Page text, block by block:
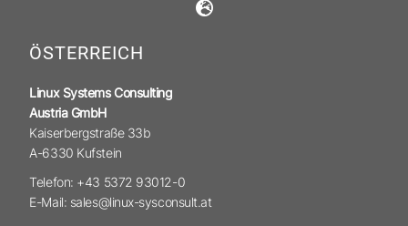
ÖSTERREICH
Linux Systems Consulting
Austria GmbH
Kaiserbergstraße 33b
A-6330 Kufstein
Telefon: +43 5372 93012-0
E-Mail: sales@linux-sysconsult.at